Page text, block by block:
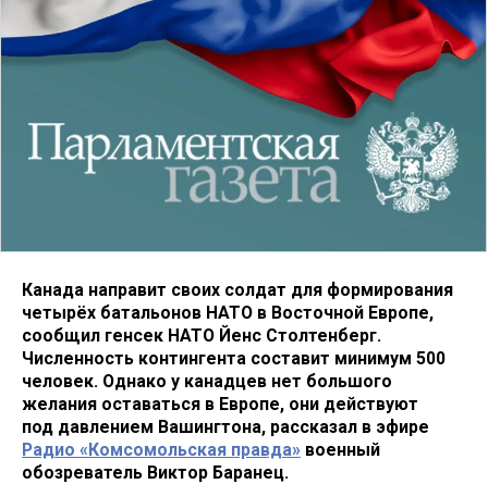
Канада направит своих солдат для формирования
четырёх батальонов НАТО в Восточной Европе,
сообщил генсек НАТО Йенс Столтенберг.
Численность контингента составит минимум 500
человек. Однако у канадцев нет большого
желания оставаться в Европе, они действуют
под давлением Вашингтона, рассказал в эфире
Радио «Комсомольская правда» военный
обозреватель Виктор Баранец.